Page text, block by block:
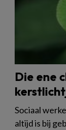
Die ene
Sociaal
altijd is bij